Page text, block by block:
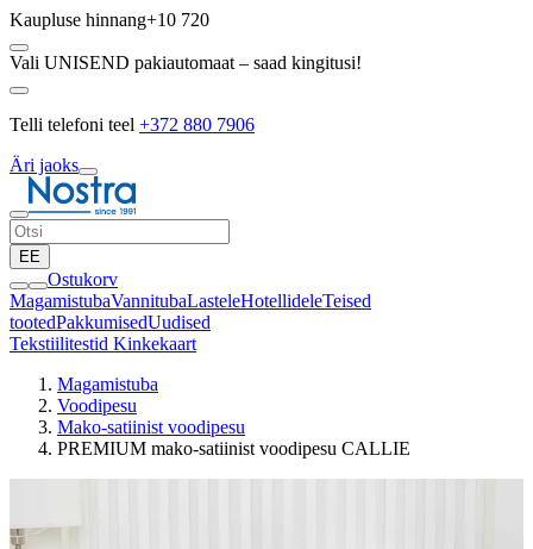
Kaupluse hinnang+10 720
Vali UNISEND pakiautomaat – saad kingitusi!
Telli telefoni teel +372 880 7906
Äri jaoks
EE
Ostukorv
MagamistubaVannitubaLasteleHotellideleTeised
tootedPakkumisedUudised
Tekstiilitestid Kinkekaart
Magamistuba
Voodipesu
Mako-satiinist voodipesu
PREMIUM mako-satiinist voodipesu CALLIE